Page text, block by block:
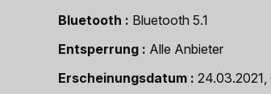
Bluetooth
Bluetooth 5.1
Entsperrung
Alle Anbieter
Erscheinungsdatum